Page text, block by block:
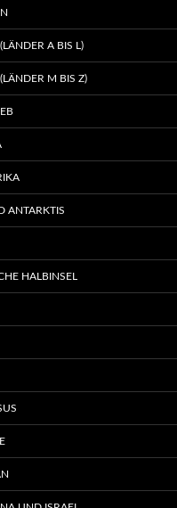
A BIS L)
M BIS Z)
ANTARKTIS
HALBINSEL